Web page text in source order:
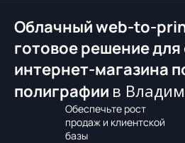
Облачный web-to-
готовое решение для
интернет-магазина
полиграфии в
Обеспечьте рост
продаж и клиентской
базы